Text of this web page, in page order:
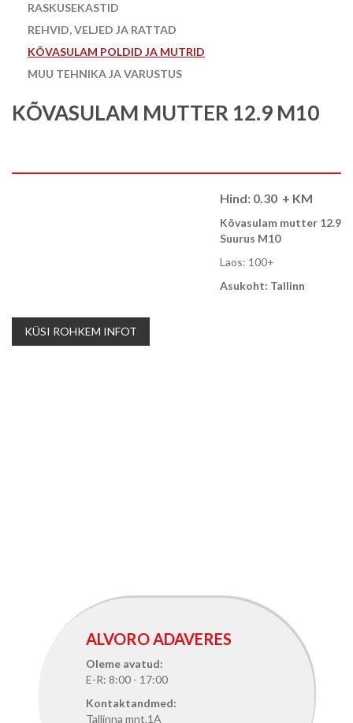
RASKUSEKASTID
REHVID, VELJED JA RATTAD
KÕVASULAM POLDID JA MUTRID
MUU TEHNIKA JA VARUSTUS
KÕVASULAM MUTTER 12.9 M10
Hind: 0.30 + KM
Kõvasulam mutter 12.9
Suurus M10
Laos: 100+
Asukoht: Tallinn
KÜSI ROHKEM INFOT
ALVORO ADAVERES
Oleme avatud:
E-R: 8:00 - 17:00
Kontaktandmed:
Tallinna mnt.1A